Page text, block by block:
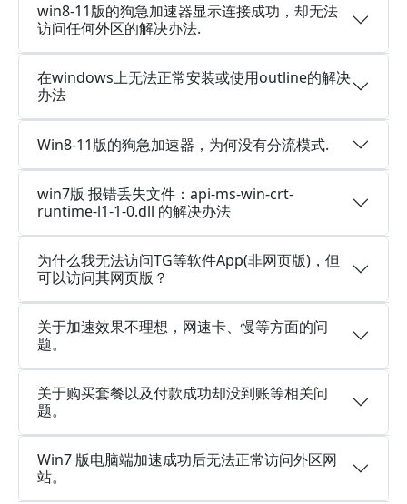
win8-11版的狗急加速器显示连接成功，却无法
访问任何外区的解决办法.
在windows上无法正常安装或使用outline的解决
办法
Win8-11版的狗急加速器，为何没有分流模式.
win7版 报错丢失文件：api-ms-win-crt-
runtime-l1-1-0.dll 的解决办法
为什么我无法访问TG等软件App(非网页版)，但
可以访问其网页版？
关于加速效果不理想，网速卡、慢等方面的问
题。
关于购买套餐以及付款成功却没到账等相关问
题。
Win7 版电脑端加速成功后无法正常访问外区网
站。